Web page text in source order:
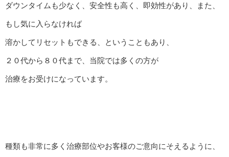
ダウンタイムも少なく、安全性も高く、即効性があり、また、
もし気に入らなければ
溶かしてリセットもできる、ということもあり、
２０代から８０代まで、当院では多くの方が
治療をお受けになっています。
種類も非常に多く治療部位やお客様のご意向にそえるように、